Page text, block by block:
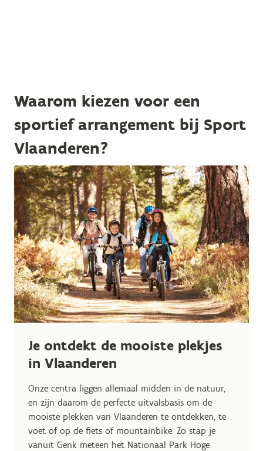
Waarom kiezen voor een
sportief arrangement bij Sport
Vlaanderen?
Je ontdekt de mooiste plekjes
in Vlaanderen
Onze centra liggen allemaal midden in de natuur,
en zijn daarom de perfecte uitvalsbasis om de
mooiste plekken van Vlaanderen te ontdekken, te
voet of op de fiets of mountainbike. Zo stap je
vanuit Genk meteen het Nationaal Park Hoge